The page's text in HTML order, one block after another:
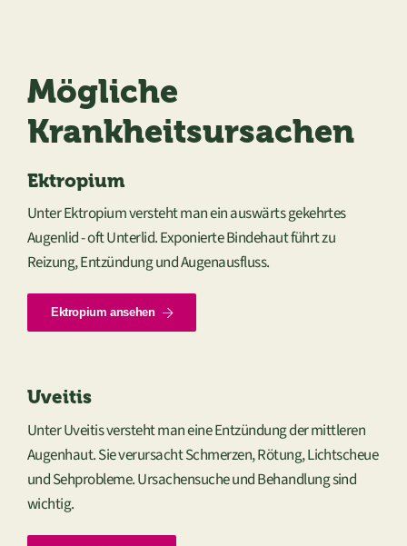
Ernährung
Innere Medizin
Onkologie
Orthopädie
Zahnheilkunde
Mögliche
Krankheitsursachen
Ektropium
Unter Ektropium versteht man ein auswärts gekehrtes
Augenlid - oft Unterlid. Exponierte Bindehaut führt zu
Reizung, Entzündung und Augenausfluss.
Ektropium ansehen
Uveitis
Unter Uveitis versteht man eine Entzündung der mittleren
Augenhaut. Sie verursacht Schmerzen, Rötung, Lichtscheue
und Sehprobleme. Ursachensuche und Behandlung sind
wichtig.